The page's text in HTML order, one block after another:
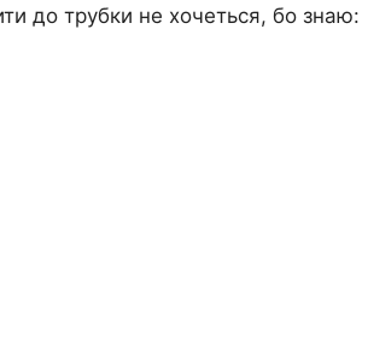
до трубки не хочеться, бо знаю: